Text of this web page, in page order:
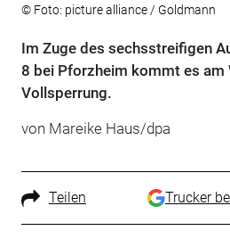
© Foto: picture alliance / Goldmann
Im Zuge des sechsstreifigen
8 bei Pforzheim kommt es am
Vollsperrung.
von Mareike Haus/dpa
Teilen Trucker